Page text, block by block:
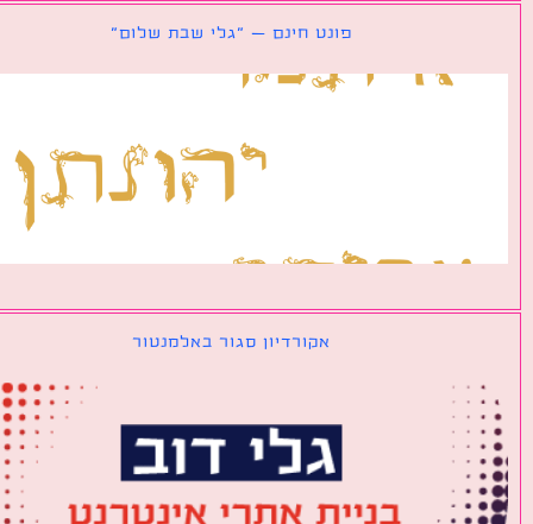
פונט חינם – ״גלי שבת שלום״
אקורדיון סגור באלמנטור